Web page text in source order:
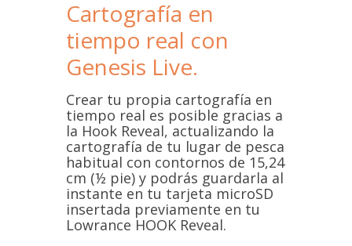
Cartografía en
tiempo real con
Genesis Live.
Crear tu propia cartografía en
tiempo real es posible gracias a
la Hook Reveal, actualizando la
cartografía de tu lugar de pesca
habitual con contornos de 15,24
cm (½ pie) y podrás guardarla al
instante en tu tarjeta microSD
insertada previamente en tu
Lowrance HOOK Reveal.